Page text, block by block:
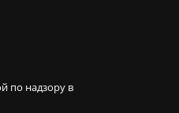
по надзору в